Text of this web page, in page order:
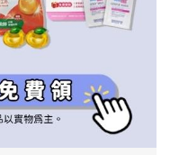
附設幼兒園
小袋鼠幼師網